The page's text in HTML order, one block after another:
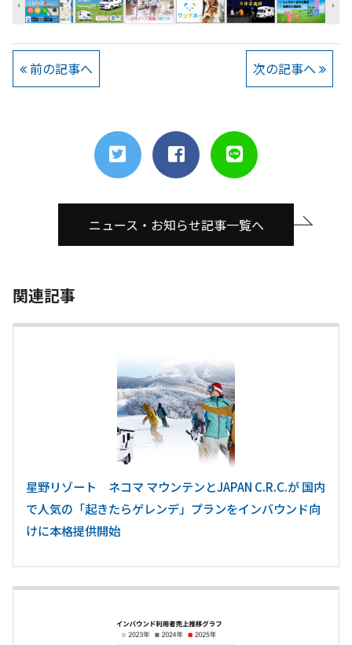
前の記事へ 次の記事へ
ニュース・お知らせ記事一覧へ
関連記事
星野リゾート ネコマ マウンテンとJAPAN C.R.C.が 国内
で人気の「起きたらゲレンデ」プランをインバウンド向
けに本格提供開始